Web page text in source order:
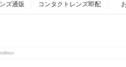
ズ通販 コンタクトレンズ即配